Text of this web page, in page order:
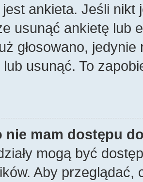
ankieta. Jeśli nikt
usunąć ankietę lub
głosowano,
usunąć. To
nie mam dostępu
mogą być
Aby